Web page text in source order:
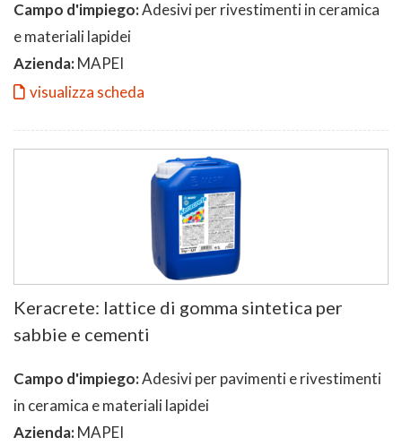
Campo d'impiego:Adesivi per rivestimenti in ceramica
e materiali lapidei
Azienda:MAPEI
visualizza scheda
Keracrete: lattice di gomma sintetica per
sabbie e cementi
Campo d'impiego:Adesivi per pavimenti e rivestimenti
in ceramica e materiali lapidei
Azienda:MAPEI